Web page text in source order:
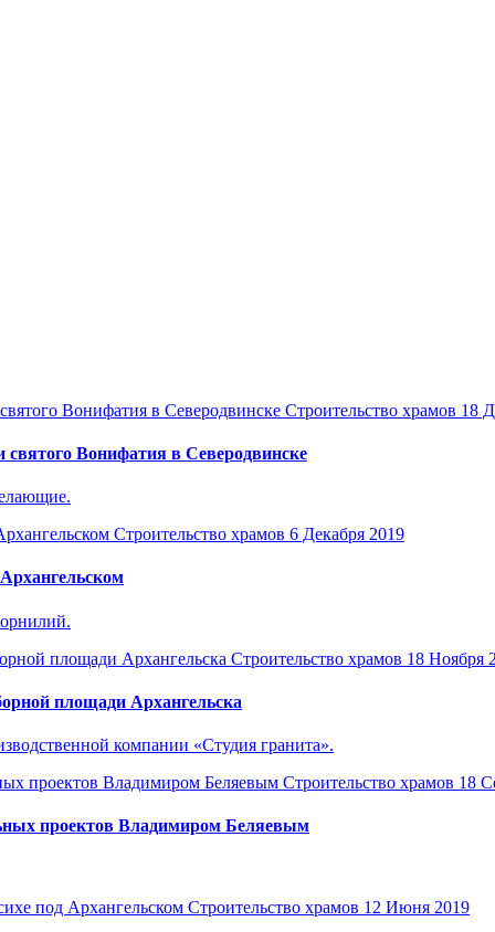
Строительство храмов 18
Вонифатия в Северодвинске
Строительство храмов 6 Декабря 2019
Строительство храмов 18 Ноября
площади Архангельска
компании «Студия гранита».
Строительство храмов 18
проектов Владимиром Беляевым
Строительство храмов 12 Июня 2019